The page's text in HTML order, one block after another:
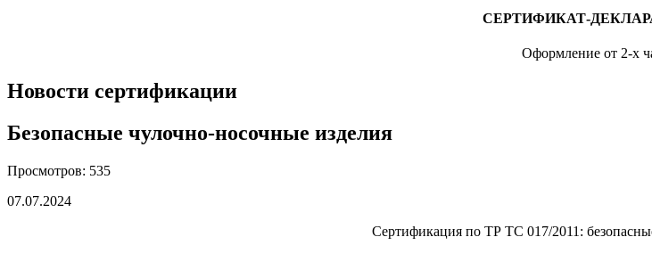
СЕРТИФИКАТ-
Оформление от 2-х
Новости сертификации
Безопасные чулочно-носочные изделия
Просмотров: 535
07.07.2024
Сертификация по ТР ТС 017/2011: